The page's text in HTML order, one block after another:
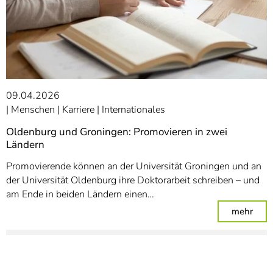
09.04.2026
Menschen
Karriere Internationales
Oldenburg und Groningen: Promovieren in zwei
Ländern
Promovierende können an der Universität Groningen und an
der Universität Oldenburg ihre Doktorarbeit schreiben – und
am Ende in beiden Ländern einen…
mehr: